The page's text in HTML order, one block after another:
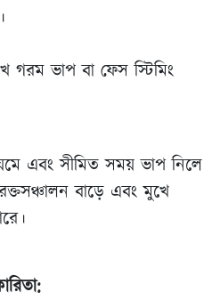
ভাপ বা ফেস স্টিমিং
এবং সীমিত সময় ভাপ নিলে
বাড়ে এবং মুখে